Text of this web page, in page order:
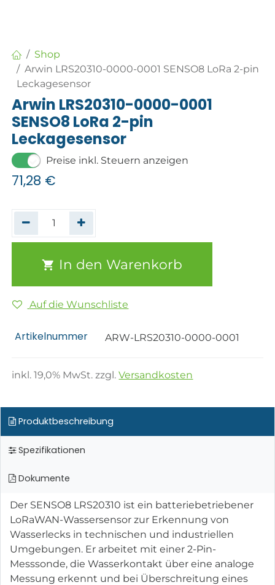
Shop
Arwin LRS20310-0000-0001 SENSO8 LoRa 2-pin
Leckagesensor
Arwin LRS20310-0000-0001
SENSO8 LoRa 2-pin
Leckagesensor
Preise inkl. Steuern anzeigen
71,28 €
In den Warenkorb
Auf die Wunschliste
Artikelnummer ARW-LRS20310-0000-0001
inkl.19,0% MwSt. zzgl.Versandkosten
Produktbeschreibung
Spezifikationen
Dokumente
Der SENSO8 LRS20310 ist ein batteriebetriebener
LoRaWAN-Wassersensor zur Erkennung von
Wasserlecks in technischen und industriellen
Umgebungen. Er arbeitet mit einer 2-Pin-
Messsonde, die Wasserkontakt über eine analoge
Messung erkennt und bei Überschreitung eines